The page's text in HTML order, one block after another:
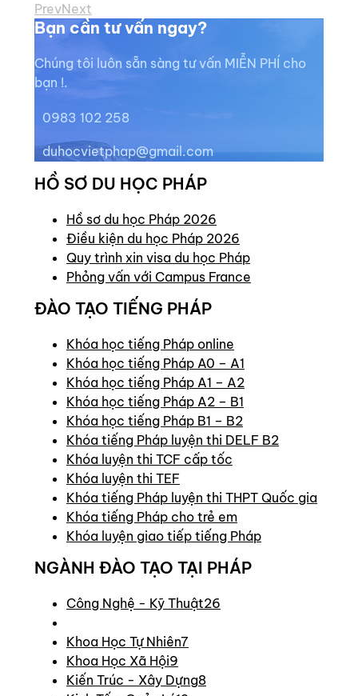
PrevNext
Bạn cần tư vấn ngay?
Chúng tôi luôn sẵn sàng tư vấn MIỄN PHÍ cho
bạn !.
0983 102 258
duhocvietphap@gmail.com
HỒ SƠ DU HỌC PHÁP
Hồ sơ du học Pháp 2026
Điều kiện du học Pháp 2026
Quy trình xin visa du học Pháp
Phỏng vấn với Campus France
ĐÀO TẠO TIẾNG PHÁP
Khóa học tiếng Pháp online
Khóa học tiếng Pháp A0 – A1
Khóa học tiếng Pháp A1 – A2
Khóa học tiếng Pháp A2 – B1
Khóa học tiếng Pháp B1 – B2
Khóa tiếng Pháp luyện thi DELF B2
Khóa luyện thi TCF cấp tốc
Khóa luyện thi TEF
Khóa tiếng Pháp luyện thi THPT Quốc gia
Khóa tiếng Pháp cho trẻ em
Khóa luyện giao tiếp tiếng Pháp
NGÀNH ĐÀO TẠO TẠI PHÁP
Công Nghệ - Kỹ Thuật26
Khoa Học Tự Nhiên7
Khoa Học Xã Hội9
Kiến Trúc - Xây Dựng8